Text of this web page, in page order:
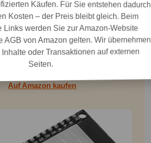
Hardware & Links
ESP32 Dev Board
Auf Amazon kaufen
Kosten – der Preis bleibt gleich. Beim
werden Sie zur Amazon-Website
von Amazon gelten. Wir übernehmen
oder Transaktionen auf externen
Seiten.